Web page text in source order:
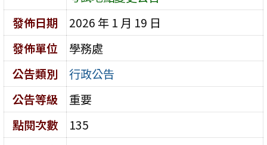
發佈日期
2026 年 1 月 19 日
發佈單位
學務處
公告類別
行政公告
公告等級
重要
點閱次數
135